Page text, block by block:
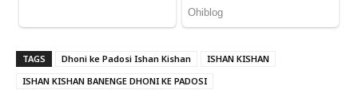
TAGS Dhoni ke Padosi Ishan Kishan
ISHAN KISHAN
ISHAN KISHAN BANENGE DHONI KE PADOSI